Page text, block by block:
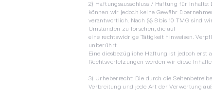
2) Haftungsausschluss / Haftung für
können wir jedoch keine Gewähr
verantwortlich. Nach §§ 8 bis 10 TMG sind
Umständen zu forschen, die auf
eine rechtswidrige Tätigkeit hinweisen.
unberührt.
Eine diesbezügliche Haftung ist jedoch erst
Rechtsverletzungen werden wir diese
3) Urheberrecht: Die durch die
Verbreitung und jede Art der Verwertung